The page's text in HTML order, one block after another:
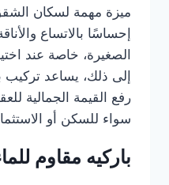
ميزة مهمة لسكان
إحساسًا بالاتساع
الصغيرة، خاصة عند
إلى ذلك، يساعد
رفع القيمة الجمالية
سواء للسكن أو
باركيه مقاوم